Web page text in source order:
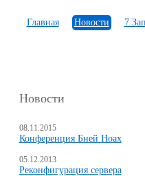
Главная Новости 7
Новости
08.11.2015
Конференция Бней Ноах
05.12.2013
Реконфигурация сервера